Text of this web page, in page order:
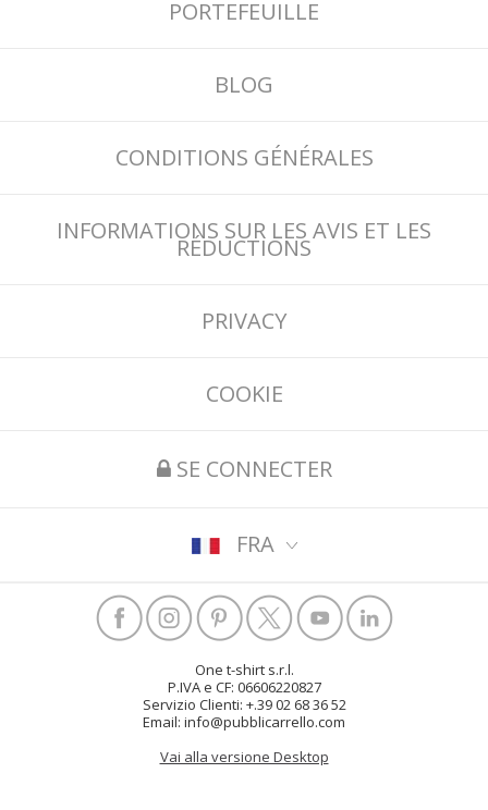
PORTEFEUILLE
BLOG
CONDITIONS GÉNÉRALES
INFORMATIONS SUR LES AVIS ET LES
RÉDUCTIONS
PRIVACY
COOKIE
SE CONNECTER
FRA
One t-shirt s.r.l.
P.IVA e CF: 06606220827
Servizio Clienti: +.39 02 68 36 52
Email: info@pubblicarrello.com
Vai alla versione Desktop